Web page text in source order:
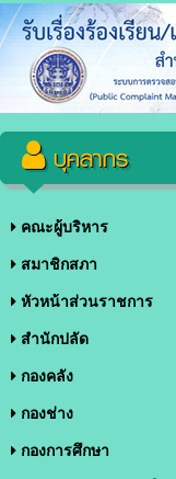
บุคลากร
คณะผู้บริหาร
สมาชิกสภา
หัวหน้าส่วนราชการ
สำนักปลัด
กองคลัง
กองช่าง
กองการศึกษา